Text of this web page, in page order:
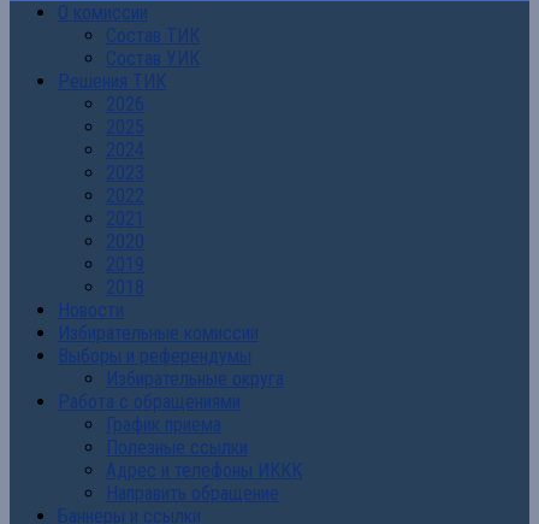
О комиссии
Состав ТИК
Состав УИК
Решения ТИК
2026
2025
2024
2023
2022
2021
2020
2019
2018
Новости
Избирательные комиссии
Выборы и референдумы
Избирательные округа
Работа с обращениями
График приема
Полезные ссылки
Адрес и телефоны ИККК
Направить обращение
Баннеры и ссылки